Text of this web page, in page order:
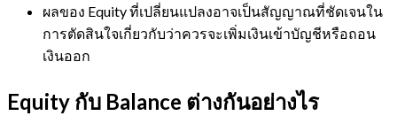
ผลของ Equity ที่เปลี่ยนแปลงอาจเป็นสัญญาณที่ชัดเจนใน
การตัดสินใจเกี่ยวกับว่าควรจะเพิ่มเงินเข้าบัญชีหรือถอน
เงินออก
Equity กับ Balance ต่างกันอย่างไร